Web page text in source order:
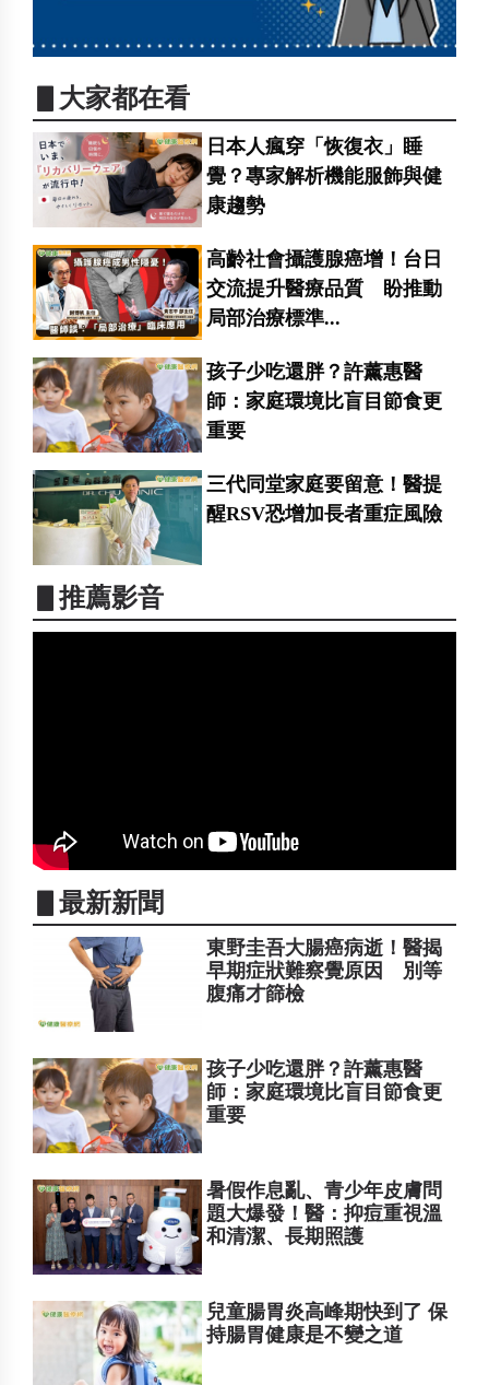
▋大家都在看
日本人瘋穿「恢復衣」睡
覺？專家解析機能服飾與健
康趨勢
高齡社會攝護腺癌增！台日
交流提升醫療品質 盼推動
局部治療標準...
孩子少吃還胖？許薰惠醫
師：家庭環境比盲目節食更
重要
三代同堂家庭要留意！醫提
醒RSV恐增加長者重症風險
▋推薦影音
▋最新新聞
東野圭吾大腸癌病逝！醫揭
早期症狀難察覺原因 別等
腹痛才篩檢
孩子少吃還胖？許薰惠醫
師：家庭環境比盲目節食更
重要
暑假作息亂、青少年皮膚問
題大爆發！醫：抑痘重視溫
和清潔、長期照護
兒童腸胃炎高峰期快到了 保
持腸胃健康是不變之道